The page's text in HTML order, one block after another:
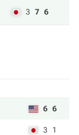
3 7 6
6 6
3 1